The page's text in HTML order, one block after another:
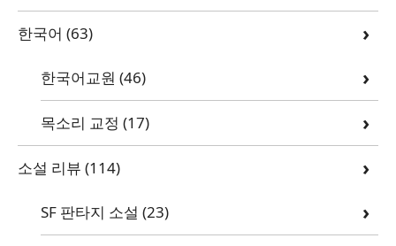
한국어 (63)
한국어교원 (46)
목소리 교정 (17)
소설 리뷰 (114)
SF 판타지 소설 (23)